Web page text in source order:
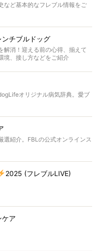
など基本的なフレブル情報をご
チブルドッグ
解消！迎える前の心得、揃えて
境、接し方などをご紹介
オリジナル病気辞典。愛ブ
選紹介。FBLの公式オンラインス
2025 (フレブルLIVE)
ケア